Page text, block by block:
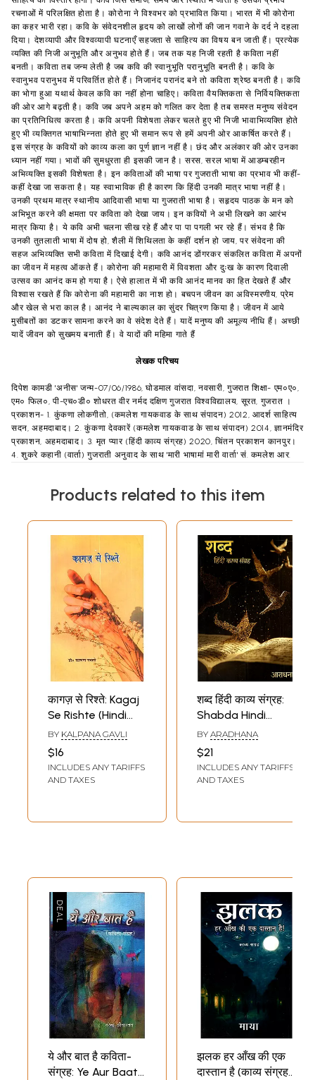
रचनाओं में परिलक्षित होता है। कोरोना ने विश्वभर को प्रभावित किया। भारत में भी कोरोना
का कहर भारी रहा। कवि के संवेदनशील हृदय को लाखों लोगों की जान गवाने के दर्द ने दहला
दिया। देशव्यापी और विश्वव्यापी घटनाएँ सहजता से साहित्य का विषय बन जाती हैं। प्रत्येक
व्यक्ति की निजी अनुभूति और अनुभव होते हैं। जब तक यह निजी रहती है कविता नहीं
बनती। कविता तब जन्म लेती है जब कवि की स्वानुभूति परानुभूति बनती है। कवि के
स्वानुभव परानुभव में परिवर्तित होते हैं। निजानंद परानंद बने तो कविता श्रेष्ठ बनती है। कवि
का भोगा हुआ यथार्थ केवल कवि का नहीं होना चाहिए। कविता वैयक्तिकता से निर्वियक्तिकता
की ओर आगे बढ़ती है। कवि जब अपने अहम को गलित कर देता है तब समस्त मनुष्य संवेदन
का प्रतिनिधित्व करता है। कवि अपनी विशेषता लेकर चलते हुए भी निजी भावाभिव्यक्ति होते
हुए भी व्यक्तिगत भाषाभिन्नता होते हुए भी समान रूप से हमें अपनी ओर आकर्षित करते हैं।
इस संग्रह के कवियों को काव्य कला का पूर्ण ज्ञान नहीं है। छंद और अलंकार की ओर उनका
ध्यान नहीं गया। भावों की सुमधुरता ही इसकी जान है। सरस, सरल भाषा में आडम्बरहीन
अभिव्यक्ति इसकी विशेषता है। इन कविताओं की भाषा पर गुजराती भाषा का प्रभाव भी कहीं-
कहीं देखा जा सकता है। यह स्वाभाविक ही है कारण कि हिंदी उनकी मात्र भाषा नहीं है।
उनकी प्रथम मात्र स्थानीय आदिवासी भाषा या गुजराती भाषा है। सहृदय पाठक के मन को
अभिभूत करने की क्षमता पर कविता को देखा जाय। इन कवियों ने अभी लिखने का आरंभ
मात्र किया है। ये कवि अभी चलना सीख रहे हैं और पा पा पगली भर रहे हैं। संभव है कि
उनकी तुतलाती भाषा में दोष हो, शैली में शिथिलता के कहीं दर्शन हो जाय, पर संवेदना की
सहज अभिव्यक्ति सभी कविता में दिखाई देगी। कवि आनंद डोंगरकर संकलित कविता में अपनों
का जीवन में महत्व ऑकते हैं। कोरोना की महामारी में विवशता और दुःख के कारण दिवाली
उत्सव का आनंद कम हो गया है। ऐसे हालात में भी कवि आनंद मानव का हित देखते हैं और
विश्वास रखते हैं कि कोरोना की महामारी का नाश हो। बचपन जीवन का अविस्मरणीय, प्रेम
और खेल से भरा काल है। आनंद ने बाल्यकाल का सुंदर चित्रण किया है। जीवन में आये
मुसीबतों का डटकर सामना करने का वे संदेश देते हैं। यादें मनुष्य की अमूल्य नीधि हैं। अच्छी
यादें जीवन को सुखमय बनाती हैं। वे यादों की महिमा गाते हैं
लेखक परिचय
दिपेश कामडी 'अनीस' जन्म-07/06/1986, घोडमाल वांसदा, नवसारी, गुजरात शिक्षा- एम०ए०,
एम० फिल०, पी-एच०डी० शोधरत वीर नर्मद दक्षिण गुजरात विश्वविद्यालय, सूरत, गुजरात ।
प्रकाशन- 1. कुंकणा लोकगीतो, (कमलेश गायकवाड के साथ संपादन) 2012, आदर्श साहित्य
सदन, अहमदाबाद। 2. कुंकणा देवकारें (कमलेश गायकवाड के साथ संपादन) 2014, ज्ञानमंदिर
प्रकाशन, अहमदाबाद। 3. मृत प्यार (हिंदी काव्य संग्रह) 2020, चिंतन प्रकाशन कानपुर।
4. शुकरे कहानी (वार्ता) गुजराती अनुवाद के साथ 'मारी भाषामां मारी वार्ता' सं. कमलेश आर.
परमार पुस्तक में प्रकाशित। 6. 'मोहन राकेश का व्यक्तित्व और कृतित्व' लेख पाँच पर्देः
रीति, वही, शब्दसर, आदिलोक और विद्यावार्ता पत्रिका में संपादित गीतों, लेख और कविता
प्रकाशित । सम्प्रति- प्राध्यापक हिंदी, सरकारी आर्ट्स एण्ड कॉमर्स कालेज, भीलाड,
Products related to this item
कागज़ से रिश्ते: Kagaj
Se Rishte (Hindi
Kavya Sangrah)
BY KALPANA GAVLI
$16
INCLUDES ANY TARIFFS
AND TAXES
शब्द हिंदी काव्य संग्रह:
Shabda Hindi
Kavya Sangrah
BY ARADHANA
$21
INCLUDES ANY TARIFFS
AND TAXES
ये और बात है कविता-
संग्रह: Ye Aur Baat
झलक हर आँख की एक
दास्तान है (काव्य संग्रह):